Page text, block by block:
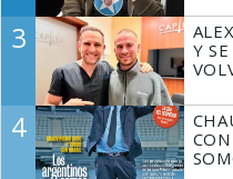
3
Y
4